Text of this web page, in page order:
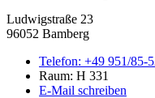
Ludwigstraße 23
96052 Bamberg
Telefon: +49 951/85-
Raum: H 331
E-Mail schreiben